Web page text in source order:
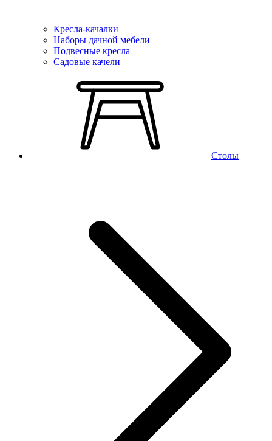
Кресла-качалки
Наборы дачной мебели
Подвесные кресла
Садовые качели
Столы